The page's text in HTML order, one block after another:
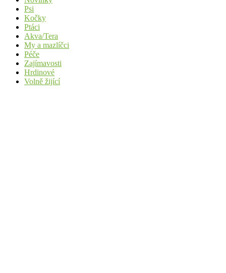
Psi
Kočky
Ptáci
Akva/Tera
My a mazlíčci
Péče
Zajímavosti
Hrdinové
Volně žijící